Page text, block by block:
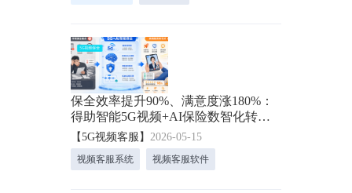
保全效率提升90%、满意度涨180%：
得助智能5G视频+AI保险数智化转型
方案！
【5G视频客服】2026-05-15
视频客服系统 视频客服软件